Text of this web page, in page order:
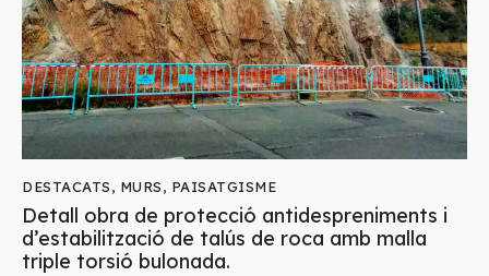
DESTACATS, MURS, PAISATGISME
Detall obra de protecció antidespreniments i
d’estabilització de talús de roca amb malla
triple torsió bulonada.